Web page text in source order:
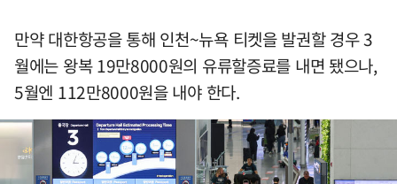
만약 대한항공을 통해 인천~뉴욕 티켓을 발권할 경우 3
월에는 왕복 19만8000원의 유류할증료를 내면 됐으나,
5월엔 112만8000원을 내야 한다.